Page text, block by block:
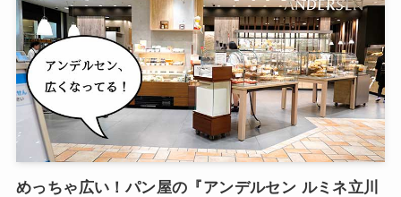
めっちゃ広い！パン屋の『アンデルセン ルミネ立川